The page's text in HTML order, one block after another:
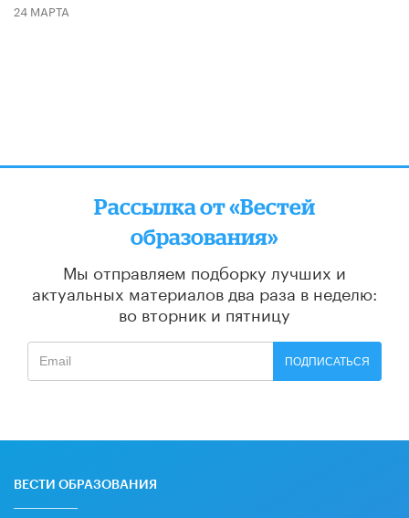
24 МАРТА
Рассылка от «Вестей
образования»
Мы отправляем подборку лучших и
актуальных материалов два раза в неделю:
во вторник и пятницу
ПОДПИСАТЬСЯ
ВЕСТИ ОБРАЗОВАНИЯ